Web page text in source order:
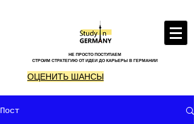
НЕ ПРОСТО ПОСТУПАЕМ
СТРОИМ СТРАТЕГИЮ ОТ ИДЕИ ДО КАРЬЕРЫ В ГЕРМАНИИ
ОЦЕНИТЬ ШАНСЫ
Пост